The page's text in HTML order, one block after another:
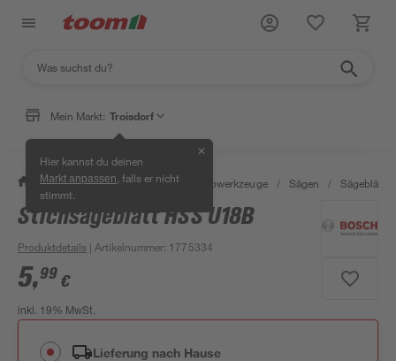
Mein Markt: Troisdorf
Hier kannst du deinen
Markt anpassen , falls er nicht
stimmt.
✕
/ Werkstatt & Maschinen / Elektrowerkzeuge / Sägen / Sägeblätter
Stichsägeblatt HSS U18B
Produktdetails | Artikelnummer: 1775334
5,99 €
inkl. 19% MwSt.
Lieferung nach Hause